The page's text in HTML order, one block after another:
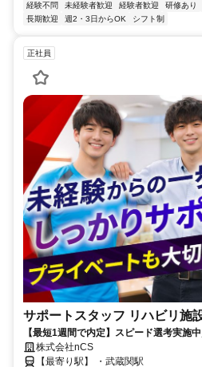
経験不問
未経験者歓迎 経験者歓迎 研修あり
長期歓迎
週2・3日からOK シフト制
正社員
サポートスタッフ リハビリ施
【最短1週間で内定】スピード選考実施
日)■年間休日120日■キャリアアップ応援
株式会社nCS
【最寄り駅】 ・武蔵関駅